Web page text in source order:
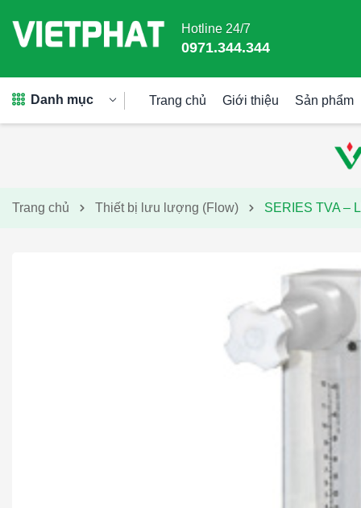
Hotline 24/7
0971.344.344
Danh mục Trang chủ Giới thiệu Sản phẩm
Trang chủ Thiết bị lưu lượng (Flow) SERIES TVA –